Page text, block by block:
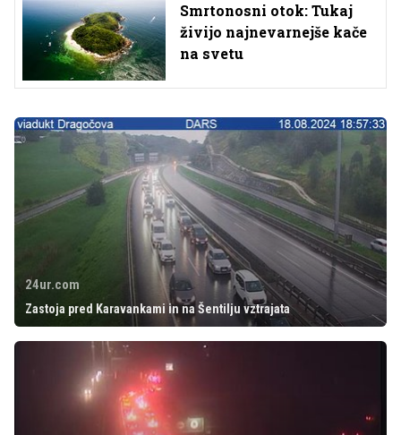
Smrtonosni otok: Tukaj
živijo najnevarnejše kače
na svetu
24ur.com
Zastoja pred Karavankami in na Šentilju vztrajata